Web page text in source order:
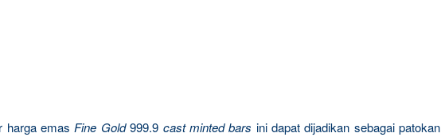
harga emas Fine Gold999.9 cast minted bars ini dapat dijadikan sebagai patokan